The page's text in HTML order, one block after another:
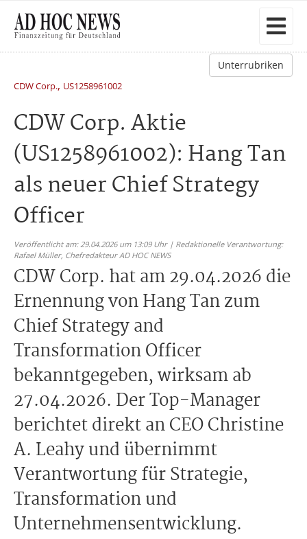
Unterrubriken
CDW Corp., US1258961002
CDW Corp. Aktie
(US1258961002): Hang Tan
als neuer Chief Strategy
Officer
Veröffentlicht am: 29.04.2026 um 13:09 Uhr | Redaktionelle Verantwortung:
Rafael Müller, Chefredakteur AD HOC NEWS
CDW Corp. hat am 29.04.2026 die
Ernennung von Hang Tan zum
Chief Strategy and
Transformation Officer
bekanntgegeben, wirksam ab
27.04.2026. Der Top-Manager
berichtet direkt an CEO Christine
A. Leahy und übernimmt
Verantwortung für Strategie,
Transformation und
Unternehmensentwicklung.